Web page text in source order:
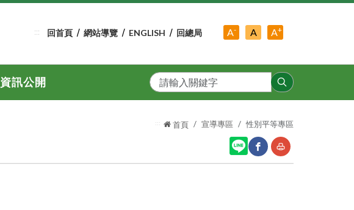
::: 回首頁 網站導覽 ENGLISH 回總局 A-
級
A中
A+
級
資訊公開
搜
尋
::: 首頁 宣導專區 性別平等專區